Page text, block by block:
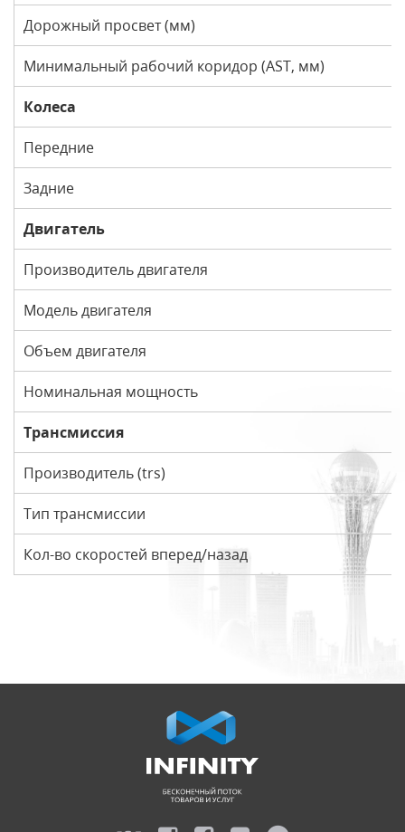
Дорожный просвет (мм)
Минимальный рабочий коридор (AST, мм)
Колеса
Передние
Задние
Двигатель
Производитель двигателя
Модель двигателя
Объем двигателя
Номинальная мощность
Трансмиссия
Производитель (trs)
Тип трансмиссии
Кол-во скоростей вперед/назад